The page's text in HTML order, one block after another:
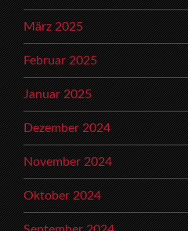
März 2025
Februar 2025
Januar 2025
Dezember 2024
November 2024
Oktober 2024